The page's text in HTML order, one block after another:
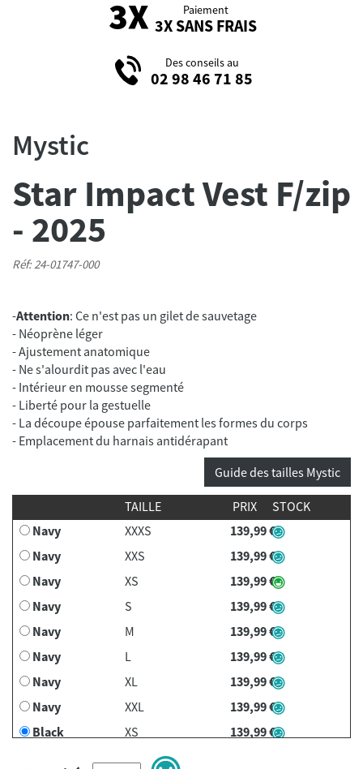
Paiement
3X SANS FRAIS
Des conseils au
02 98 46 71 85
Mystic
Star Impact Vest F/zip
- 2025
Réf: 24-01747-000
-Attention: Ce n'est pas un gilet de sauvetage
- Néoprène léger
- Ajustement anatomique
- Ne s'alourdit pas avec l'eau
- Intérieur en mousse segmenté
- Liberté pour la gestuelle
- La découpe épouse parfaitement les formes du corps
- Emplacement du harnais antidérapant
Guide des tailles Mystic
TAILLE PRIX
STOCK
Navy
XXXS
139,99 €
Navy
XXS
139,99 €
Navy
XS
139,99 €
Navy
S
139,99 €
Navy
M
139,99 €
Navy
L
139,99 €
Navy
XL
139,99 €
Navy
XXL
139,99 €
Black
XS
139,99 €